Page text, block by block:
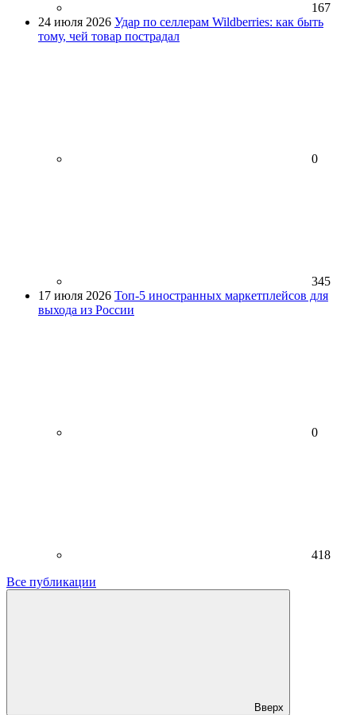
167
24 июля 2026 Удар по селлерам Wildberries: как быть
тому, чей товар пострадал
0
345
17 июля 2026 Топ-5 иностранных маркетплейсов для
выхода из России
0
418
Все публикации
Вверх